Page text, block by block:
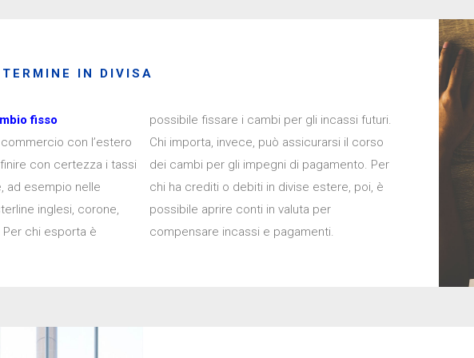
IN DIVISA
fisso
con l’estero
con certezza i tassi
ad esempio nelle
inglesi, corone,
chi esporta è
possibile fissare i cambi per gli incassi futuri.
assicurarsi il corso
di pagamento. Per
estere, poi, è
in valuta per
compensare incassi e pagamenti.